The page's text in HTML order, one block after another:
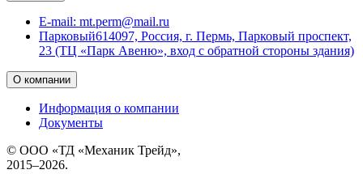
E-mail: mt.perm@mail.ru
Парковый614097, Россия, г. Пермь, Парковый проспект,
23 (ТЦ «Парк Авеню», вход с обратной стороны здания)
О компании
Информация о компании
Документы
© ООО «ТД «Механик Трейд»,
2015–2026.